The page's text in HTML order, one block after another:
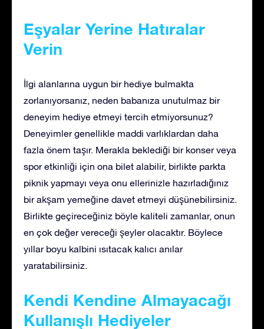
Eşyalar Yerine Hatıralar
Verin
İlgi alanlarına uygun bir hediye bulmakta
zorlanıyorsanız, neden babanıza unutulmaz bir
deneyim hediye etmeyi tercih etmiyorsunuz?
Deneyimler genellikle maddi varlıklardan daha
fazla önem taşır. Merakla beklediği bir konser veya
spor etkinliği için ona bilet alabilir, birlikte parkta
piknik yapmayı veya onu ellerinizle hazırladığınız
bir akşam yemeğine davet etmeyi düşünebilirsiniz.
Birlikte geçireceğiniz böyle kaliteli zamanlar, onun
en çok değer vereceği şeyler olacaktır. Böylece
yıllar boyu kalbini ısıtacak kalıcı anılar
yaratabilirsiniz.
Kendi Kendine Almayacağı
Kullanışlı Hediyeler